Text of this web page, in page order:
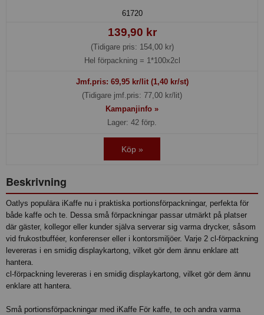
61720
139,90 kr
(Tidigare pris: 154,00 kr)
Hel förpackning = 1*100x2cl
Jmf.pris: 69,95kr/lit (1,40 kr/st)
(Tidigare jmf.pris: 77,00 kr/lit)
Kampanjinfo »
Lager: 42 förp.
Köp »
Beskrivning
Oatlys populära iKaffe nu i praktiska portionsförpackningar, perfekta för
både kaffe och te. Dessa små förpackningar passar utmärkt på platser
där gäster, kollegor eller kunder själva serverar sig varma drycker, såsom
vid frukostbufféer, konferenser eller i kontorsmiljöer. Varje 2 cl-förpackning
levereras i en smidig displaykartong, vilket gör dem ännu enklare att
hantera.
cl-förpackning levereras i en smidig displaykartong, vilket gör dem ännu
enklare att hantera.
Små portionsförpackningar med iKaffe För kaffe, te och andra varma